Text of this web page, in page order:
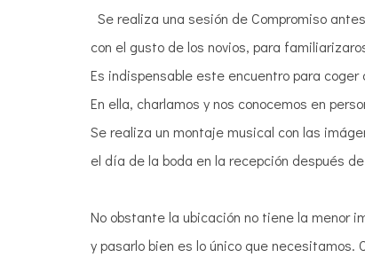
Se realiza una sesión de Compromiso
con el gusto de los novios, para
Es indispensable este encuentro para
En ella, charlamos y nos conocemos en
Se realiza un montaje musical con las
el día de la boda en la recepción después
No obstante la ubicación no tiene la menor
y pasarlo bien es lo único que